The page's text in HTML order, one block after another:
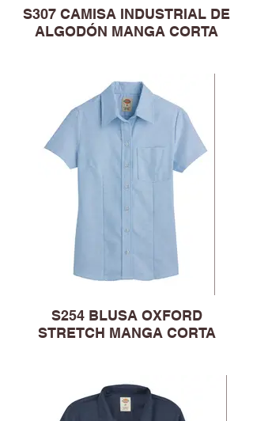
S307 CAMISA INDUSTRIAL DE
ALGODÓN MANGA CORTA
S254 BLUSA OXFORD
STRETCH MANGA CORTA